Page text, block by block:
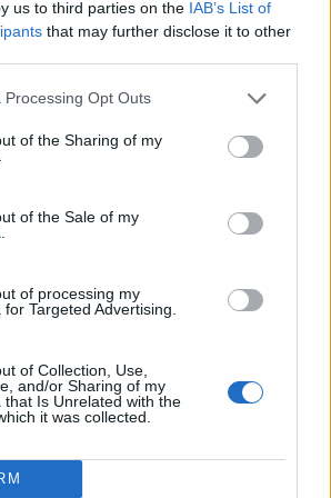
us to third parties on the IAB’s List of
that may further disclose it to other
Processing Opt Outs
of the Sharing of my
of the Sale of my
of processing my
Targeted Advertising.
of Collection, Use,
and/or Sharing of my
that Is Unrelated with the
it was collected.
Nocerina
Cavese 1919 4
Ogliastra
VISUALIZZA TUTTO